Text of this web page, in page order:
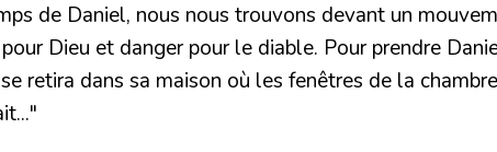
de Daniel, nous nous trouvons devant un
Dieu et danger pour le diable. Pour prendre
retira dans sa maison où les fenêtres de la